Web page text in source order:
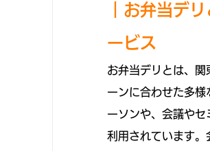
お弁当デ
ービス
お弁当デリとは、
ーンに合わせた多
ーソンや、会議や
利用されています。